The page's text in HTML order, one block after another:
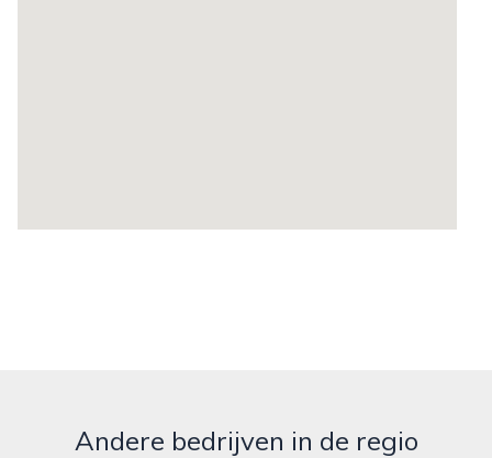
Andere bedrijven in de regio